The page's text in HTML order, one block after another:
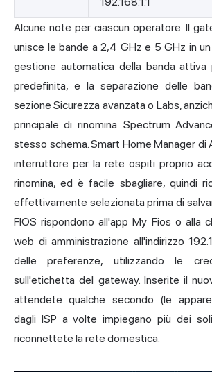
Alcune note per ciascun operatore. Il
unisce le bande a 2,4 GHz e 5 GHz in
gestione automatica della banda attiva
predefinita, e la separazione delle
sezione Sicurezza avanzata o Labs,
principale di rinomina. Spectrum
stesso schema. Smart Home Manager di
interruttore per la rete ospiti proprio
rinomina, ed è facile sbagliare, quindi
effettivamente selezionata prima di
FIOS rispondono all'app My Fios o alla
web di amministrazione all'indirizzo
delle preferenze, utilizzando le
sull'etichetta del gateway. Inserite il
attendete qualche secondo (le
dagli ISP a volte impiegano più dei
riconnettete la rete domestica.